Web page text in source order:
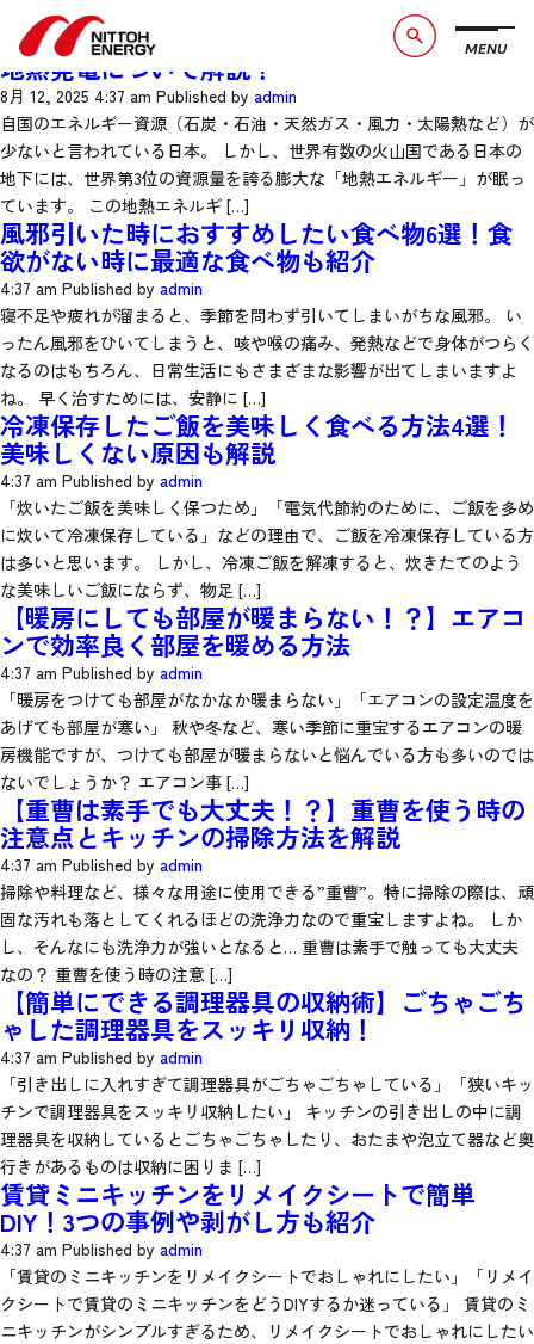
MENU
ブランドメッセージ
会社概要 数字で見る日東エネルギー
事業紹介 CSR活動
お知らせ お問い合わせ
採用情報
Archives
地熱発電とは？メリット・デメリット、日本の
地熱発電について解説！
8月 12, 2025 4:37 am Published by admin
自国のエネルギー資源（石炭・石油・天然ガス・風力・太陽熱など）が
少ないと言われている日本。 しかし、世界有数の火山国である日本の
地下には、世界第3位の資源量を誇る膨大な「地熱エネルギー」が眠っ
ています。 この地熱エネルギ […]
風邪引いた時におすすめしたい食べ物6選！食
欲がない時に最適な食べ物も紹介
4:37 am Published by admin
寝不足や疲れが溜まると、季節を問わず引いてしまいがちな風邪。 い
ったん風邪をひいてしまうと、咳や喉の痛み、発熱などで身体がつらく
なるのはもちろん、日常生活にもさまざまな影響が出てしまいますよ
ね。 早く治すためには、安静に […]
冷凍保存したご飯を美味しく食べる方法4選！
美味しくない原因も解説
4:37 am Published by admin
「炊いたご飯を美味しく保つため」「電気代節約のために、ご飯を多め
に炊いて冷凍保存している」などの理由で、ご飯を冷凍保存している方
は多いと思います。 しかし、冷凍ご飯を解凍すると、炊きたてのよう
な美味しいご飯にならず、物足 […]
【暖房にしても部屋が暖まらない！？】エアコ
ンで効率良く部屋を暖める方法
4:37 am Published by admin
「暖房をつけても部屋がなかなか暖まらない」「エアコンの設定温度を
あげても部屋が寒い」 秋や冬など、寒い季節に重宝するエアコンの暖
房機能ですが、つけても部屋が暖まらないと悩んでいる方も多いのでは
ないでしょうか？ エアコン事 […]
【重曹は素手でも大丈夫！？】重曹を使う時の
注意点とキッチンの掃除方法を解説
4:37 am Published by admin
掃除や料理など、様々な用途に使用できる”重曹”。特に掃除の際は、頑
固な汚れも落としてくれるほどの洗浄力なので重宝しますよね。 しか
し、そんなにも洗浄力が強いとなると… 重曹は素手で触っても大丈夫
なの？ 重曹を使う時の注意 […]
【簡単にできる調理器具の収納術】ごちゃごち
ゃした調理器具をスッキリ収納！
4:37 am Published by admin
「引き出しに入れすぎて調理器具がごちゃごちゃしている」「狭いキッ
チンで調理器具をスッキリ収納したい」 キッチンの引き出しの中に調
理器具を収納しているとごちゃごちゃしたり、おたまや泡立て器など奥
行きがあるものは収納に困りま […]
賃貸ミニキッチンをリメイクシートで簡単
DIY！3つの事例や剥がし方も紹介
4:37 am Published by admin
「賃貸のミニキッチンをリメイクシートでおしゃれにしたい」「リメイ
クシートで賃貸のミニキッチンをどうDIYするか迷っている」 賃貸のミ
ニキッチンがシンプルすぎるため、リメイクシートでおしゃれにしたい